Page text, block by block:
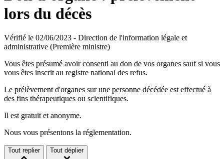
lors du décès
Vérifié le 02/06/2023 - Direction de l'information légale et
administrative (Première ministre)
Vous êtes présumé avoir consenti au don de vos organes sauf si vous
vous êtes inscrit au registre national des refus.
Le prélèvement d'organes sur une personne décédée est effectué à
des fins thérapeutiques ou scientifiques.
Il est gratuit et anonyme.
Nous vous présentons la réglementation.
Tout replier Tout déplier